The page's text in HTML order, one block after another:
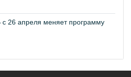
с 26 апреля меняет программу